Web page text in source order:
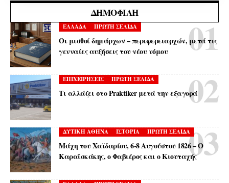
ΔΗΜΟΦΙΛΉ
ΕΛΛΑΔΑ ΠΡΩΤΗ ΣΕΛΙΔΑ
Οι μισθοί δημάρχων – περιφερειαρχών, μετά τις
γενναίες αυξήσεις του νέου νόμου
ΕΠΙΧΕΙΡΗΣΕΙΣ ΠΡΩΤΗ ΣΕΛΙΔΑ
Τι αλλάζει στο Praktiker μετά την εξαγορά
ΔΥΤΙΚΗ ΑΘΗΝΑ ΙΣΤΟΡΙΑ ΠΡΩΤΗ ΣΕΛΙΔΑ
Μάχη του Χαϊδαρίου, 6-8 Αυγούστου 1826 – Ο
Καραϊσκάκης, ο Φαβιέρος και ο Κιουταχής